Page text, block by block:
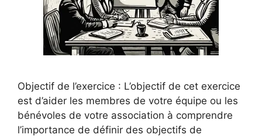
Objectif de l’exercice : L’objectif de cet exercice
est d’aider les membres de votre équipe ou les
bénévoles de votre association à comprendre
l’importance de définir des objectifs de